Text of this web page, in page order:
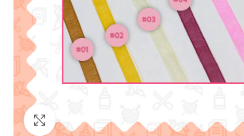
Click para agrandar